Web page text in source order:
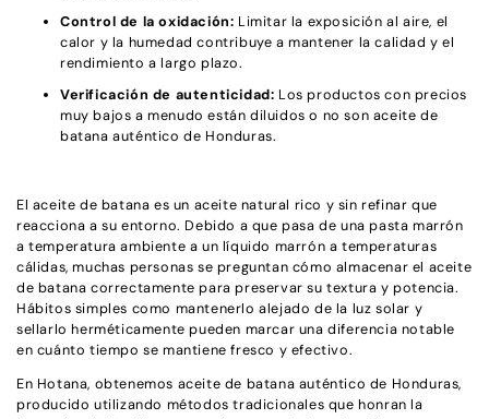
Control de la oxidación: Limitar la exposición al aire, el
calor y la humedad contribuye a mantener la calidad y el
rendimiento a largo plazo.
Verificación de autenticidad: Los productos con precios
muy bajos a menudo están diluidos o no son aceite de
batana auténtico de Honduras.
El aceite de batana es un aceite natural rico y sin refinar que
reacciona a su entorno. Debido a que pasa de una pasta marrón
a temperatura ambiente a un líquido marrón a temperaturas
cálidas, muchas personas se preguntan cómo almacenar el aceite
de batana correctamente para preservar su textura y potencia.
Hábitos simples como mantenerlo alejado de la luz solar y
sellarlo herméticamente pueden marcar una diferencia notable
en cuánto tiempo se mantiene fresco y efectivo.
En Hotana, obtenemos aceite de batana auténtico de Honduras,
producido utilizando métodos tradicionales que honran la